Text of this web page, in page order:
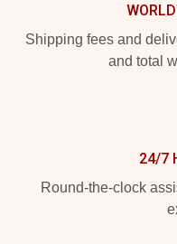
Shipping fees and
and total
24/7
Round-the-clock